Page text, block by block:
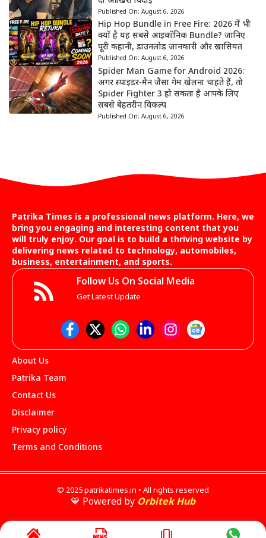
Published On: August 6, 2026
Hip Hop Bundle in Free Fire: 2026 में भी
क्यों है यह सबसे आइकॉनिक Bundle? जानिए
पूरी कहानी, डाउनलोड जानकारी और खासियत
Published On: August 6, 2026
Spider Man Game for Android 2026:
अगर स्पाइडर-मैन जैसा गेम खेलना चाहते हैं, तो
Spider Fighter 3 हो सकता है आपके लिए
सबसे बेहतरीन विकल्प
Published On: August 6, 2026
Patrika Times is a professional news platform. Here, we
bring you engaging and interesting content that you
will truly enjoy. Our goal is to build a thriving website by
delivering news related to technology, automobiles,
business, entertainment, and sports.
Follow Us On Social Media
Get Latest Update
About Us
Patrika Team
Contact Us
Disclaimer
Privacy policy
Terms and Conditions
© 2025 patrikatimes.in • All rights reserved
💙 Powered by Orbitek Hub